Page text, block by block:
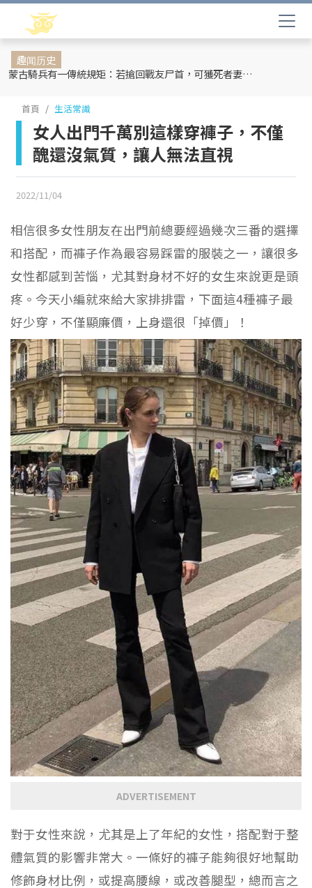
趣闻历史
蒙古騎兵有一傳統規矩：若搶回戰友尸首，可獲死者妻妾和全部牲畜
首頁 生活常識
女人出門千萬別這樣穿褲子，不僅
醜還沒氣質，讓人無法直視
2022/11/04
相信很多女性朋友在出門前總要經過幾次三番的選擇
和搭配，而褲子作為最容易踩雷的服裝之一，讓很多
女性都感到苦惱，尤其對身材不好的女生來說更是頭
疼。今天小編就來給大家排排雷，下面這4種褲子最
好少穿，不僅顯廉價，上身還很「掉價」！
ADVERTISEMENT
對于女性來說，尤其是上了年紀的女性，搭配對于整
體氣質的影響非常大。一條好的褲子能夠很好地幫助
修飾身材比例，或提高腰線，或改善腿型，總而言之